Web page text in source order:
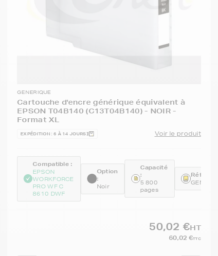
GENERIQUE
Cartouche d'encre générique équivalent à
EPSON T04B140 (C13T04B140) - NOIR -
Format XL
EXPÉDITION : 6 À 14 JOURS Voir le produit
Compatible :
EPSON
WORKFORCE
PRO WF C
8610 DWF
Option
:
Noir
Capacité
:
5 800
pages
50,02 €HT
60,02 €TTC